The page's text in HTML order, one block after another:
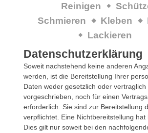
Reinigen
Schmieren
Kleben
Lackieren
Datenschutzerklärung
Soweit nachstehend keine anderen
werden, ist die Bereitstellung Ihrer
Daten weder gesetzlich oder vertraglich
vorgeschrieben, noch für einen
erforderlich. Sie sind zur Bereitstellung
verpflichtet. Eine Nichtbereitstellung hat
Dies gilt nur soweit bei den